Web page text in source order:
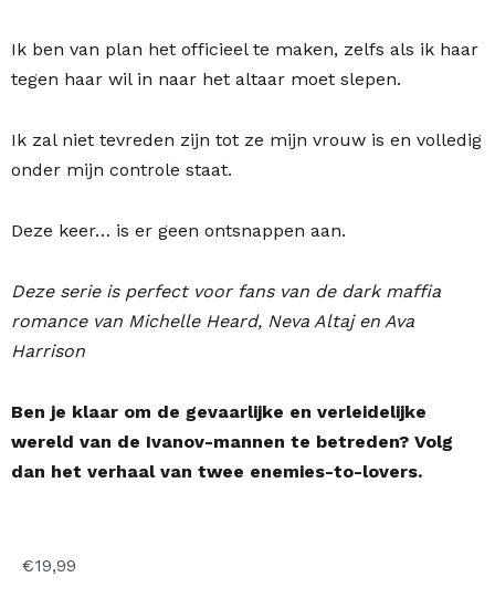
Ik ben van plan het officieel te maken, zelfs als ik haar
tegen haar wil in naar het altaar moet slepen.
Ik zal niet tevreden zijn tot ze mijn vrouw is en volledig
onder mijn controle staat.
Deze keer… is er geen ontsnappen aan.
Deze serie is perfect voor fans van de dark maffia
romance van Michelle Heard, Neva Altaj en Ava
Harrison
Ben je klaar om de gevaarlijke en verleidelijke
wereld van de Ivanov-mannen te betreden? Volg
dan het verhaal van twee enemies-to-lovers.
€19,99